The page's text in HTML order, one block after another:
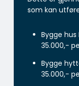
som kan
Bygge hus
35.000,-
Bygge
35.000,-